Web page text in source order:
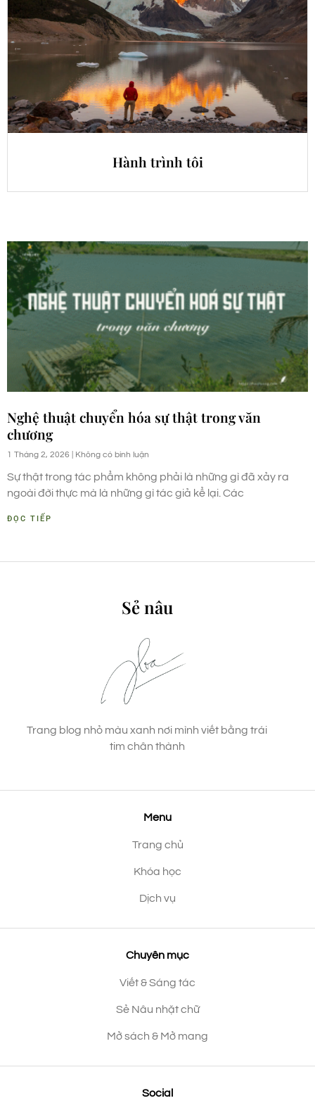
Hành trình tôi
Nghệ thuật chuyển hóa sự thật trong văn
chương
1 Tháng 2, 2026 Không có bình luận
Sự thật trong tác phẩm không phải là những gì đã xảy ra
ngoài đời thực mà là những gì tác giả kể lại. Các
ĐỌC TIẾP
Sẻ nâu
Trang blog nhỏ màu xanh nơi mình viết bằng trái
tim chân thành
Menu
Trang chủ
Khóa học
Dịch vụ
Chuyên mục
Viết & Sáng tác
Sẻ Nâu nhặt chữ
Mở sách & Mở mang
Social